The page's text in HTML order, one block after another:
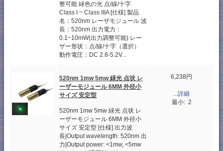
整可能 緑色の光 点/線/十字
Class I ~ Class IIIA [仕様] 製品
名：520nm レーザモジュール 波
長：520nm 出力電力：
0.1~10mW(出力調整可能) レー
ザー形状：点/線/十字（選択）
動作電圧：DC 2.8-5.2V...
520nm 1mw 5mw 緑光 点状 レ
ーザーモジュール 6MM 外径小
サイズ 安定型
520nm 1mw 5mw 緑光 点状 レ
ーザーモジュール 6MM 外径小
サイズ 安定型 [仕様] 出力波
長|Output wavelength: 520nm 出
力|Output power: <1mw, <5mw
6,238円
...詳細
最小: 2